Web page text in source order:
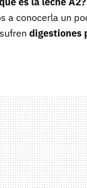
a conocerla un
digestiones